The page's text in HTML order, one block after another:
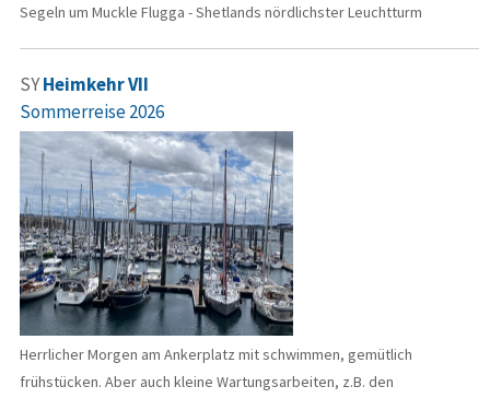
Segeln um Muckle Flugga - Shetlands nördlichster Leuchtturm
SYHeimkehr VII
Sommerreise 2026
Herrlicher Morgen am Ankerplatz mit schwimmen, gemütlich
frühstücken. Aber auch kleine Wartungsarbeiten, z.B. den